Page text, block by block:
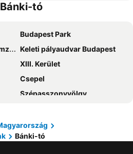
Szent Borbála Vendégház
Club Panzio
Zeke Pension
Tengerszem Panzió
Magdi Vendégház Diósjenő
Alt Tabán Panzió
tó
Budapest Park
Keleti pályaudvar Budapest
XIII. Kerület
Csepel
Szépasszonyvölgy
VII. Kerület
XIV. Kerület
Bánki-tó